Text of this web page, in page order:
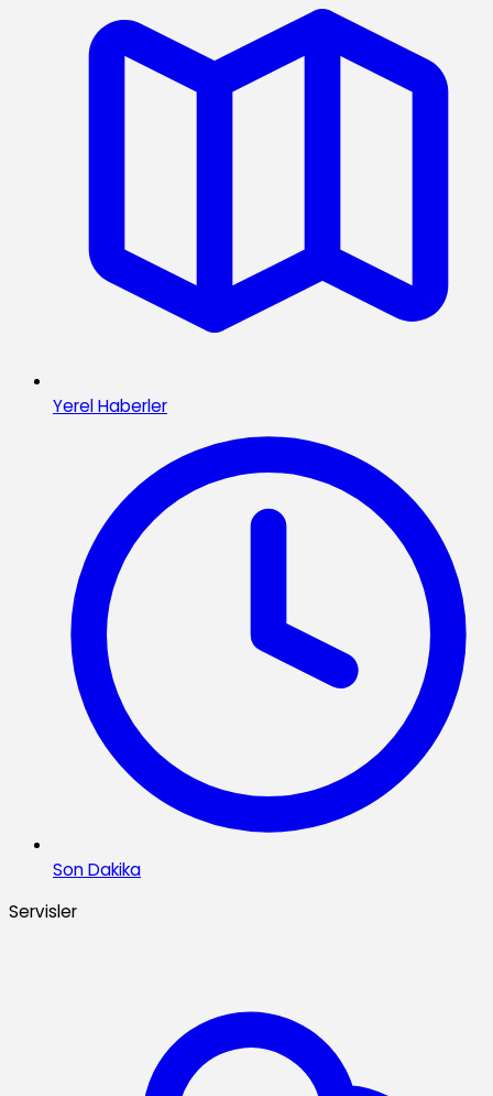
Yerel Haberler
Son Dakika
Servisler